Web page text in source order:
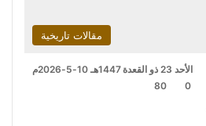
مقالات تاريخية
الأحد 23 ذو القعدة 1447هـ 10-5-2026م
0
80